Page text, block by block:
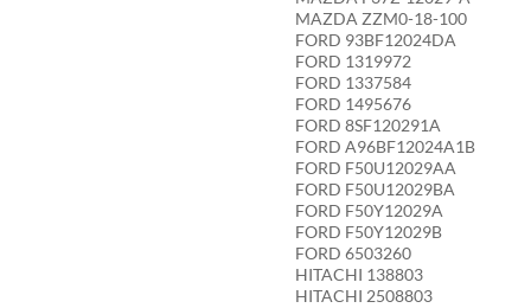
MAZDA ZZM0-18-100
FORD 93BF12024DA
FORD 1319972
FORD 1337584
FORD 1495676
FORD 8SF120291A
FORD A96BF12024A1B
FORD F50U12029AA
FORD F50U12029BA
FORD F50Y12029A
FORD F50Y12029B
FORD 6503260
HITACHI 138803
HITACHI 2508803